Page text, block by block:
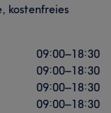
kostenfreies
09:00–18:30
09:00–18:30
09:00–18:30
09:00–18:30